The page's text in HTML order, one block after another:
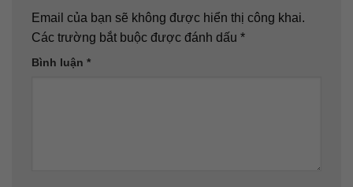
Email của bạn sẽ không được hiển thị công khai.
Các trường bắt buộc được đánh dấu *
Bình luận *